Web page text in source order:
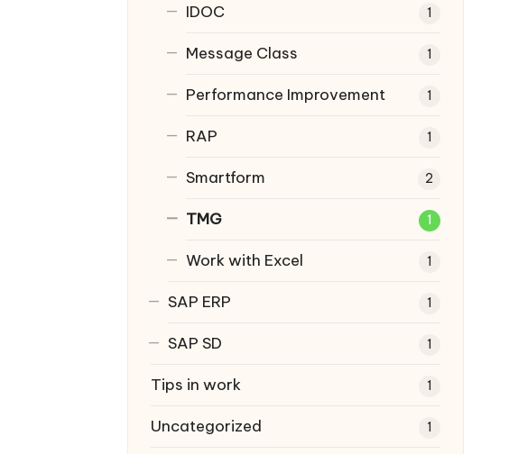
IDOC 1
Message Class 1
Performance Improvement 1
RAP 1
Smartform 2
TMG 1
Work with Excel 1
SAP ERP 1
SAP SD 1
Tips in work 1
Uncategorized 1